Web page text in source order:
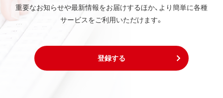
重要なお知らせや最新情報をお届けするほか、より簡単に各種
サービスをご利用いただけます。
登録する